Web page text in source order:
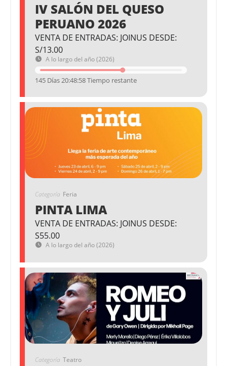
IV SALÓN DEL QUESO
PERUANO 2026
VENTA DE ENTRADAS: JOINUS DESDE:
S/13.00
A lo largo del año (2026)
145 Días 20:48:57 Tiempo restante
Categoría Feria
PINTA LIMA
VENTA DE ENTRADAS: JOINUS DESDE:
S55.00
A lo largo del año (2026)
Categoría Teatro